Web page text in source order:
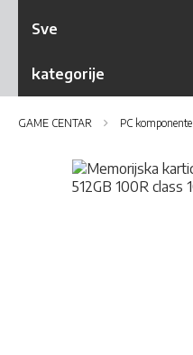
Sve
kategorije
GAME CENTAR PC komponente
Skip
to